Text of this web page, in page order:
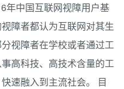
年中国互联网视障用户基
障者都认为互联网对其生
视障者在学校或者通过工
高科技、高技术含量的工
速融入到主流社会。 目